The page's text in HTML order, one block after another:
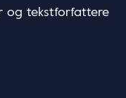
og tekstforfattere